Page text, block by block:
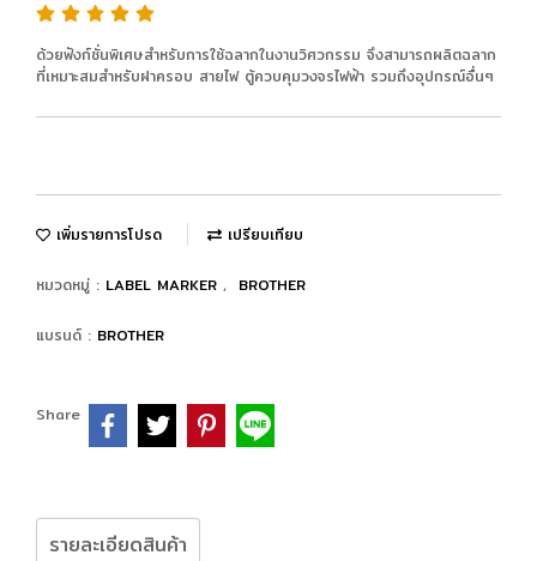
ด้วยฟังก์ชั่นพิเศษสําหรับการใช้ฉลากในงานวิศวกรรม จึงสามารถผลิตฉลาก
ที่เหมาะสมสําหรับฝาครอบ สายไฟ ตู้ควบคุมวงจรไฟฟ้า รวมถึงอุปกรณ์อื่นๆ
เพิ่มรายการโปรด เปรียบเทียบ
หมวดหมู่ : LABEL MARKER , BROTHER
แบรนด์ : BROTHER
Share
รายละเอียดสินค้า